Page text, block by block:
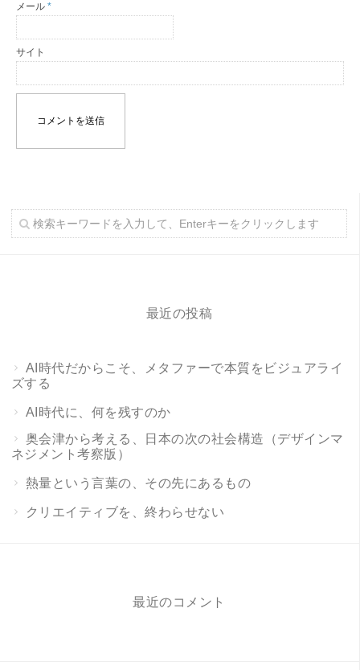
メール *
サイト
最近の投稿
AI時代だからこそ、メタファーで本質をビジュアライ
ズする
AI時代に、何を残すのか
奥会津から考える、日本の次の社会構造（デザインマ
ネジメント考察版）
熱量という言葉の、その先にあるもの
クリエイティブを、終わらせない
最近のコメント